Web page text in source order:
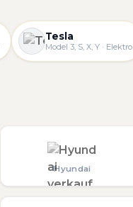
Tesla
Model 3, S, X, Y · Elektro
Hyundai